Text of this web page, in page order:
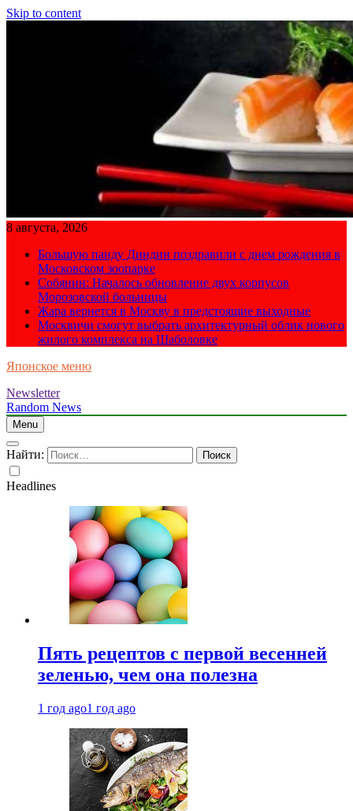
Skip to content
8 августа, 2026
Большую панду Диндин поздравили с днем рождения в
Московском зоопарке
Собянин: Началось обновление двух корпусов
Морозовской больницы
Жара вернется в Москву в предстоящие выходные
Москвичи смогут выбрать архитектурный облик нового
жилого комплекса на Шаболовке
Японское меню
Newsletter
Random News
Menu
Найти:
Headlines
Пять рецептов с первой весенней
зеленью, чем она полезна
1 год ago1 год ago